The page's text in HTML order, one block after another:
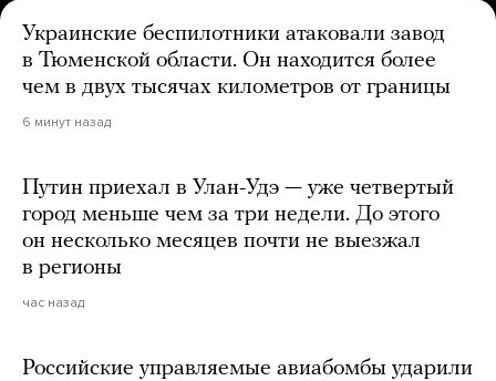
Украинские беспилотники атаковали завод
в Тюменской области. Он находится более
чем в двух тысячах километров от границы
6 минут назад
Путин приехал в Улан-Удэ — уже четвертый
город меньше чем за три недели. До этого
он несколько месяцев почти не выезжал
в регионы
час назад
Российские управляемые авиабомбы ударили